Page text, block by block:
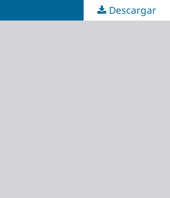
Descargar